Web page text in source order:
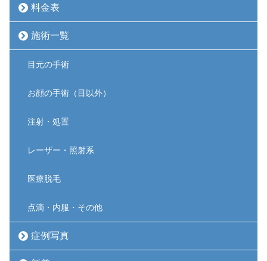
料金表
施術一覧
目元の手術
お顔の手術（目以外）
注射・処置
レーザー・照射系
医療脱毛
点滴・内服・その他
症例写真